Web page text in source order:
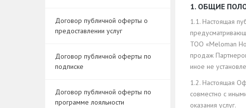
Договор публичной оферты о
предоставлении услуг
Договор публичной оферты по
подписке
Договор публичной оферты по
программе лояльности
1. ОБЩИЕ
1.1. Настоящая
ТОО «Meloman
продаж
иное не
1.2. Настоящая
совместно с
оказания услуг.